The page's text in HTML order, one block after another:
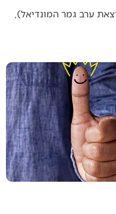
ערב גמר המונדיאל),